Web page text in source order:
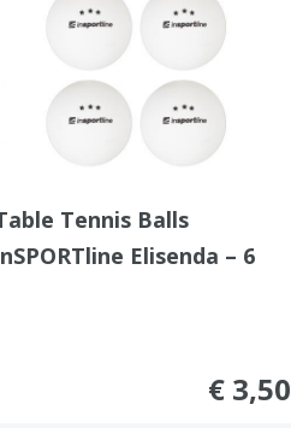
Tennis Balls
Elisenda – 6
€ 3,50